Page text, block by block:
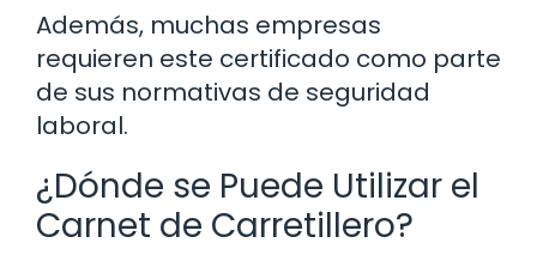
Además, muchas empresas
requieren este certificado como parte
de sus normativas de seguridad
laboral.
¿Dónde se Puede Utilizar el
Carnet de Carretillero?